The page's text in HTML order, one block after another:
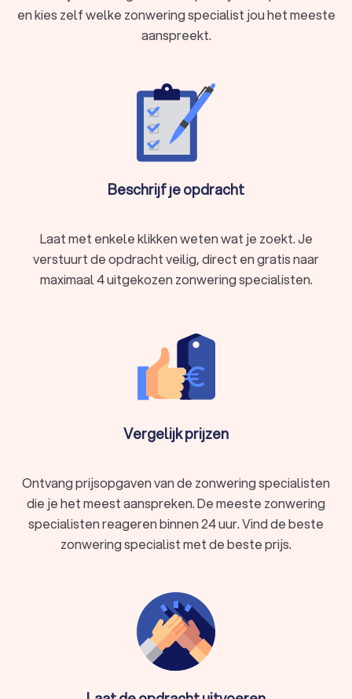
je ook kiest, via Trustoo maak je een goede keuze voor het
plaatsen van jouw zonwering. We kunnen je ook helpen door
direct prijsopgaven aan te vragen bij verschillende zonwering
vergelijken en degene kiezen die het beste bij jou past.
en kies zelf welke zonwering specialist jou het meeste
aanspreekt.
Beschrijf je opdracht
Laat met enkele klikken weten wat je zoekt. Je
verstuurt de opdracht veilig, direct en gratis naar
maximaal 4 uitgekozen zonwering specialisten.
Vergelijk prijzen
Ontvang prijsopgaven van de zonwering specialisten
die je het meest aanspreken. De meeste zonwering
specialisten reageren binnen 24 uur. Vind de beste
zonwering specialist met de beste prijs.